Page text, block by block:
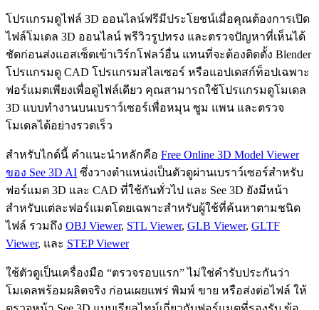
โปรแกรมดูไฟล์ 3D ออนไลน์ฟรีมีประโยชน์เมื่อคุณต้องการเปิด
ไฟล์โมเดล 3D ออนไลน์ พรีวิวรูปทรง และตรวจปัญหาที่เห็นได้
ชัดก่อนส่งแอสเซ็ตเข้าเวิร์กโฟลว์อื่น แทนที่จะต้องติดตั้ง Blender
โปรแกรมดู CAD โปรแกรมสไลเซอร์ หรือแอปเดสก์ท็อปเฉพาะ
ฟอร์แมตเพียงเพื่อดูไฟล์เดียว คุณสามารถใช้โปรแกรมดูโมเดล
3D แบบทำงานบนเบราว์เซอร์เพื่อหมุน ซูม แพน และตรวจ
โมเดลได้อย่างรวดเร็ว
สำหรับไกด์นี้ คำแนะนำหลักคือ Free Online 3D Model Viewer
ของ See 3D AI ซึ่งวางตำแหน่งเป็นตัวดูผ่านเบราว์เซอร์สำหรับ
ฟอร์แมต 3D และ CAD ที่ใช้กันทั่วไป และ See 3D ยังมีหน้า
สำหรับแต่ละฟอร์แมตโดยเฉพาะสำหรับผู้ใช้ที่ค้นหาตามชนิด
ไฟล์ รวมถึง OBJ Viewer, STL Viewer, GLB Viewer, GLTF
Viewer, และ STEP Viewer
ใช้ตัวดูเป็นเครื่องมือ “ตรวจรอบแรก” ไม่ใช่คำรับประกันว่า
โมเดลพร้อมผลิตจริง ก่อนเผยแพร่ พิมพ์ ขาย หรือส่งต่อไฟล์ ให้